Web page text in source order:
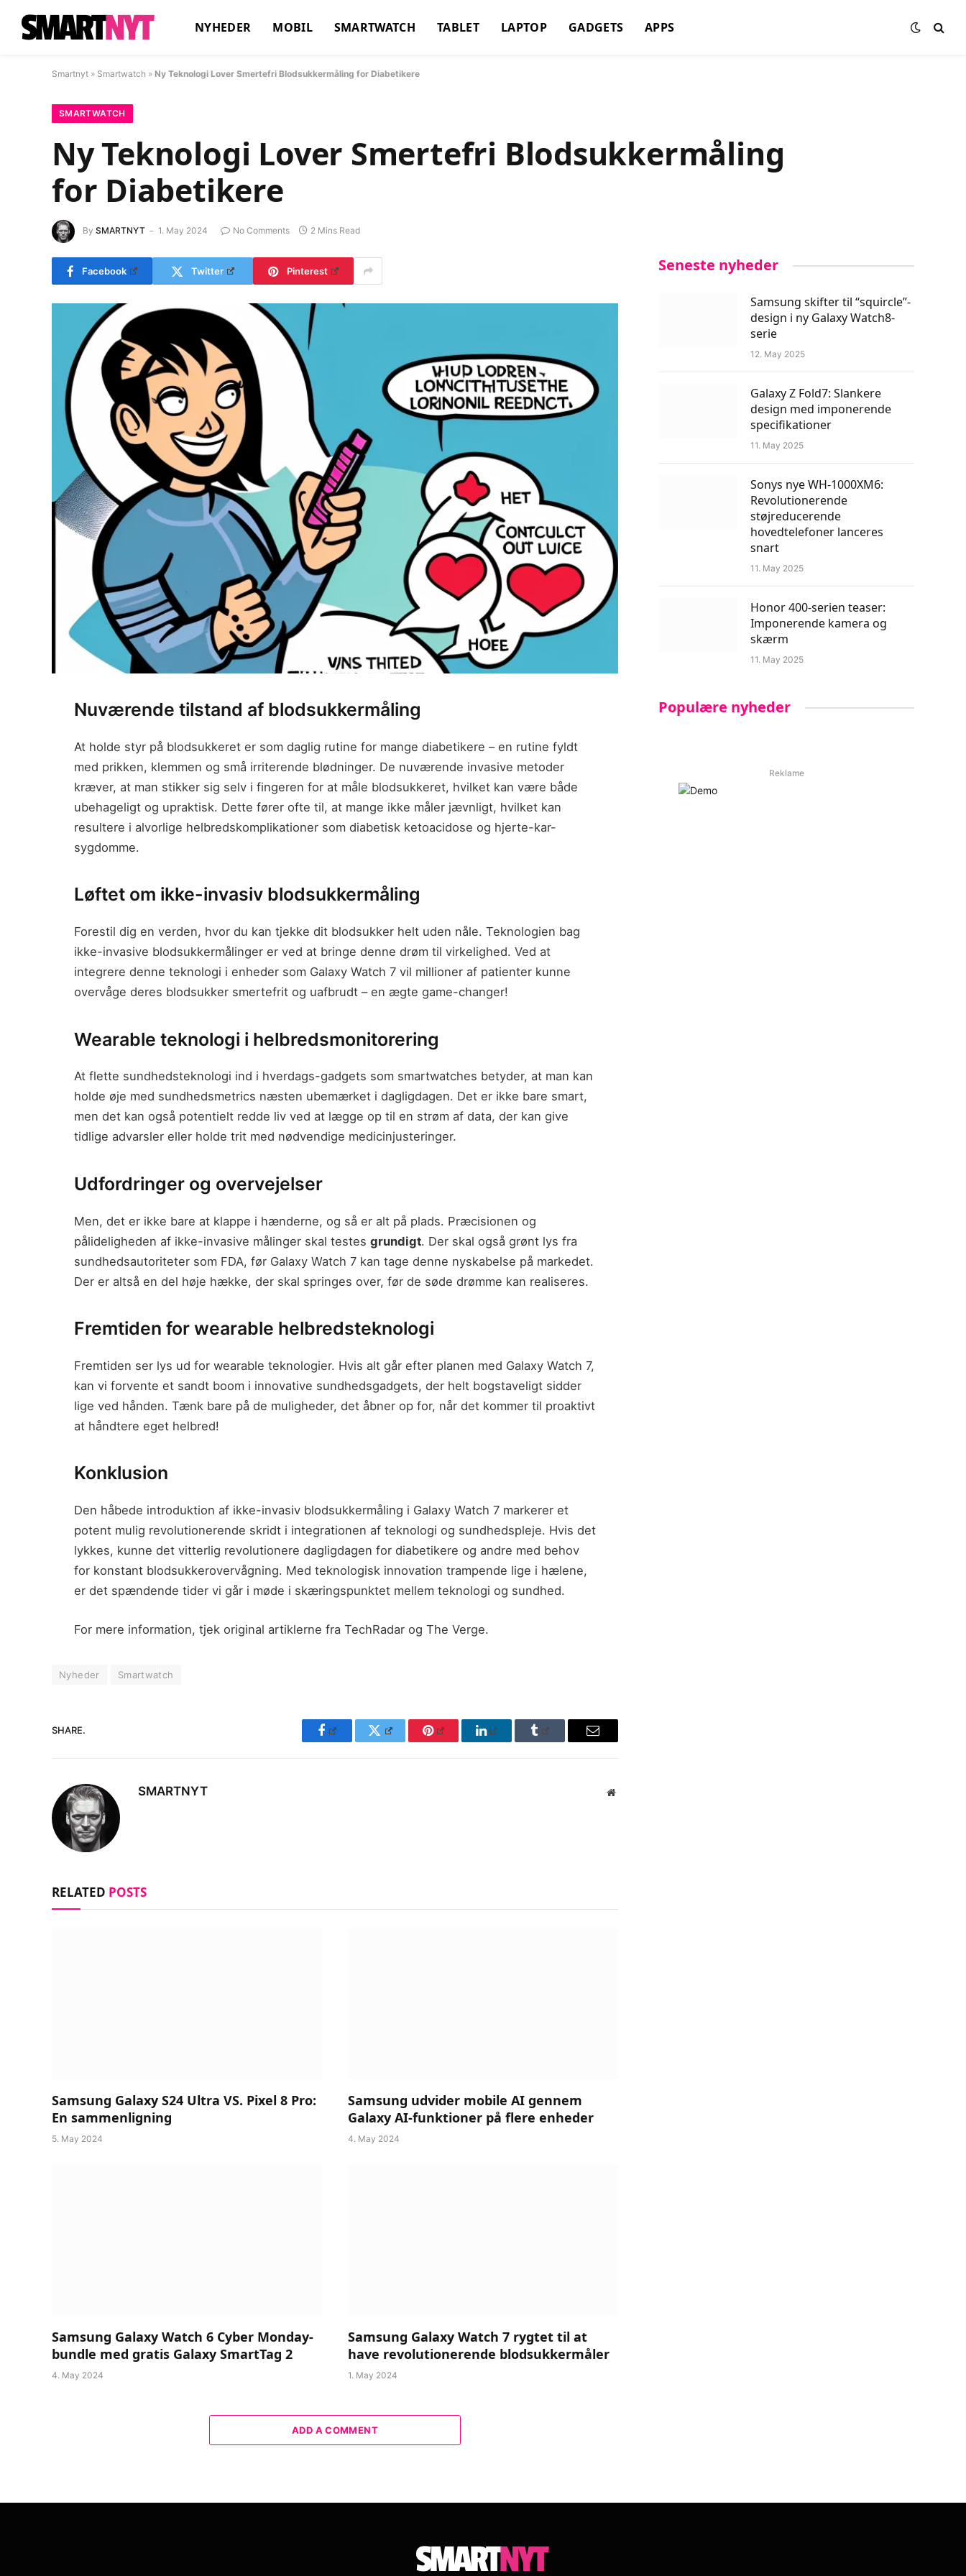
NYHEDER MOBIL SMARTWATCH TABLET LAPTOP GADGETS APPS
Smartnyt » Smartwatch » Ny Teknologi Lover Smertefri Blodsukkermåling for Diabetikere
SMARTWATCH
Ny Teknologi Lover Smertefri Blodsukkermåling
for Diabetikere
By SMARTNYT 1. May 2024 No Comments 2 Mins Read
Facebook Twitter Pinterest
Nuværende tilstand af blodsukkermåling
At holde styr på blodsukkeret er som daglig rutine for mange diabetikere – en rutine fyldt
med prikken, klemmen og små irriterende blødninger. De nuværende invasive metoder
kræver, at man stikker sig selv i fingeren for at måle blodsukkeret, hvilket kan være både
ubehageligt og upraktisk. Dette fører ofte til, at mange ikke måler jævnligt, hvilket kan
resultere i alvorlige helbredskomplikationer som diabetisk ketoacidose og hjerte-kar-
sygdomme.
Løftet om ikke-invasiv blodsukkermåling
Forestil dig en verden, hvor du kan tjekke dit blodsukker helt uden nåle. Teknologien bag
ikke-invasive blodsukkermålinger er ved at bringe denne drøm til virkelighed. Ved at
integrere denne teknologi i enheder som Galaxy Watch 7 vil millioner af patienter kunne
overvåge deres blodsukker smertefrit og uafbrudt – en ægte game-changer!
Wearable teknologi i helbredsmonitorering
At flette sundhedsteknologi ind i hverdags-gadgets som smartwatches betyder, at man kan
holde øje med sundhedsmetrics næsten ubemærket i dagligdagen. Det er ikke bare smart,
men det kan også potentielt redde liv ved at lægge op til en strøm af data, der kan give
tidlige advarsler eller holde trit med nødvendige medicinjusteringer.
Udfordringer og overvejelser
Men, det er ikke bare at klappe i hænderne, og så er alt på plads. Præcisionen og
pålideligheden af ikke-invasive målinger skal testes grundigt. Der skal også grønt lys fra
sundhedsautoriteter som FDA, før Galaxy Watch 7 kan tage denne nyskabelse på markedet.
Der er altså en del høje hække, der skal springes over, før de søde drømme kan realiseres.
Fremtiden for wearable helbredsteknologi
Fremtiden ser lys ud for wearable teknologier. Hvis alt går efter planen med Galaxy Watch 7,
kan vi forvente et sandt boom i innovative sundhedsgadgets, der helt bogstaveligt sidder
lige ved hånden. Tænk bare på de muligheder, det åbner op for, når det kommer til proaktivt
at håndtere eget helbred!
Konklusion
Den håbede introduktion af ikke-invasiv blodsukkermåling i Galaxy Watch 7 markerer et
potent mulig revolutionerende skridt i integrationen af teknologi og sundhedspleje. Hvis det
lykkes, kunne det vitterlig revolutionere dagligdagen for diabetikere og andre med behov
for konstant blodsukkerovervågning. Med teknologisk innovation trampende lige i hælene,
er det spændende tider vi går i møde i skæringspunktet mellem teknologi og sundhed.
For mere information, tjek original artiklerne fra TechRadar og The Verge.
Nyheder Smartwatch
SHARE.
Facebook Twitter Pinterest LinkedIn Tumblr Email
SMARTNYT Website
RELATED POSTS
Samsung Galaxy S24 Ultra VS. Pixel 8 Pro:
En sammenligning
5. May 2024
Samsung udvider mobile AI gennem
Galaxy AI-funktioner på flere enheder
4. May 2024
Samsung Galaxy Watch 6 Cyber Monday-
bundle med gratis Galaxy SmartTag 2
4. May 2024
Samsung Galaxy Watch 7 rygtet til at
have revolutionerende blodsukkermåler
1. May 2024
ADD A COMMENT
Seneste nyheder
Samsung skifter til “squircle”-
design i ny Galaxy Watch8-
serie
12. May 2025
Galaxy Z Fold7: Slankere
design med imponerende
specifikationer
11. May 2025
Sonys nye WH-1000XM6:
Revolutionerende
støjreducerende
hovedtelefoner lanceres
snart
11. May 2025
Honor 400-serien teaser:
Imponerende kamera og
skærm
11. May 2025
Populære nyheder
Reklame